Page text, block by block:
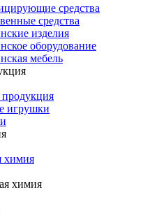
средства
средства
изделия
оборудование
мебель
продукция
игрушки
химия
химия